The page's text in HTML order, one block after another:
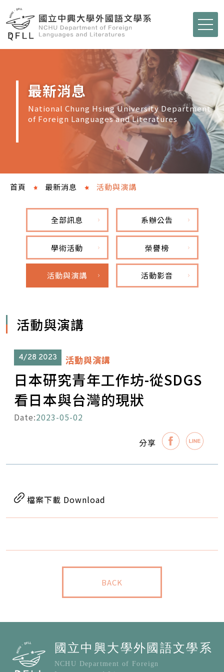
最新消息
National Chung Hsing University Department
of Foreign Languages and Literatures
首頁 最新消息 活動與演講
全部訊息 系辦公告
學術活動 榮譽榜
活動與演講 活動影音
活動與演講
4/28 2023 活動與演講
日本研究青年工作坊-從SDGS
看日本與台灣的現狀
Date:2023-05-02
分享
檔案下載 Download
BACK